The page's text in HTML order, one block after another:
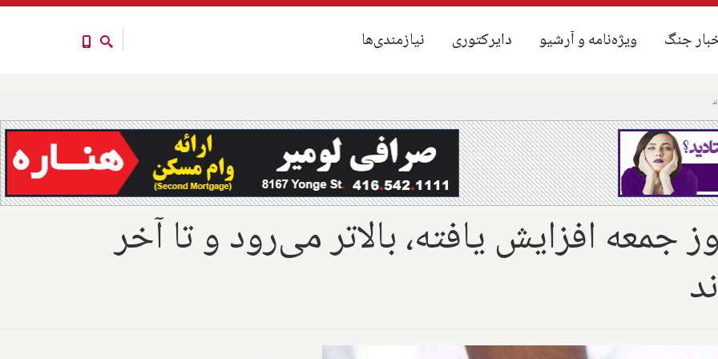
نیازمندی‌ها دایرکتوری ویژه‌نامه و آرشیو جنگ نیازمندی‌ها دایرکتوری ویژه‌نامه و آرشیو جنگ
جمعه افزایش یافته، بالاتر می‌رود و تا آخر